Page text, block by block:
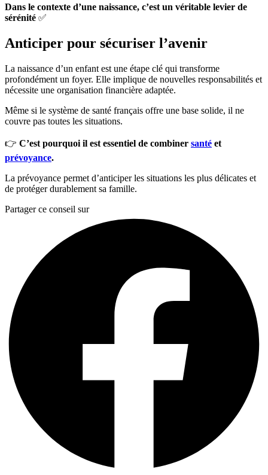
Dans le contexte d’une naissance, c’est un véritable levier de
sérénité ✅
Anticiper pour sécuriser l’avenir
La naissance d’un enfant est une étape clé qui transforme
profondément un foyer. Elle implique de nouvelles responsabilités et
nécessite une organisation financière adaptée.
Même si le système de santé français offre une base solide, il ne
couvre pas toutes les situations.
👉 C’est pourquoi il est essentiel de combiner santé et
prévoyance.
La prévoyance permet d’anticiper les situations les plus délicates et
de protéger durablement sa famille.
Partager ce conseil sur